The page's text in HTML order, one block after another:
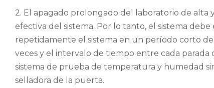
2. El apagado prolongado del laboratorio de
efectiva del sistema. Por lo tanto, el sistema
repetidamente el sistema en un período corto
veces y el intervalo de tiempo entre cada parada
sistema de prueba de temperatura y humedad
selladora de la puerta.